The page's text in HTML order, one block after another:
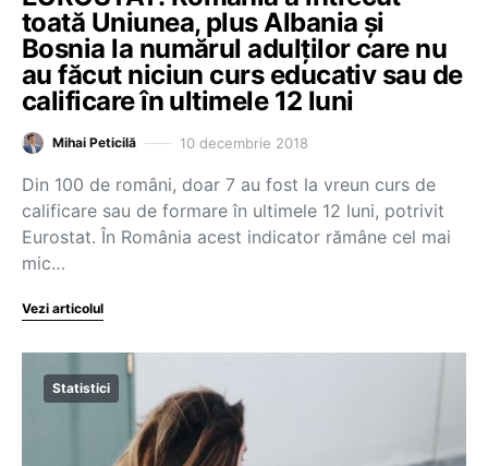
toată Uniunea, plus Albania și
Bosnia la numărul adulților care nu
au făcut niciun curs educativ sau de
calificare în ultimele 12 luni
Mihai Peticilă 10 decembrie 2018
Din 100 de români, doar 7 au fost la vreun curs de
calificare sau de formare în ultimele 12 luni, potrivit
Eurostat. În România acest indicator rămâne cel mai
mic…
Vezi articolul
Statistici